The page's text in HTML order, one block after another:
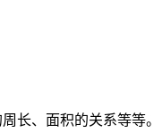
长、面积的关系等等。